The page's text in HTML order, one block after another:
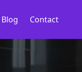
Blog Contact